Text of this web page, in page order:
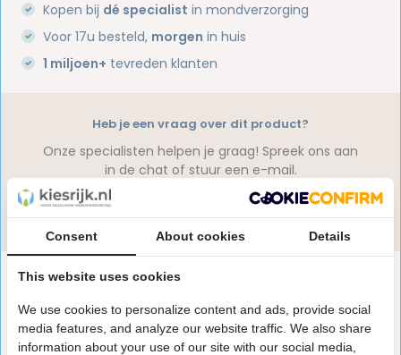
Kopen bij dé specialist in mondverzorging
Voor 17u besteld, morgen in huis
1 miljoen+ tevreden klanten
Productomschrijving
Reviews
Heb je een vraag over dit product?
Onze specialisten helpen je graag! Spreek ons aan
in de chat of stuur een e-mail.
Consent About cookies Details
This website uses cookies
We use cookies to personalize content and ads, provide social
media features, and analyze our website traffic. We also share
information about your use of our site with our social media,